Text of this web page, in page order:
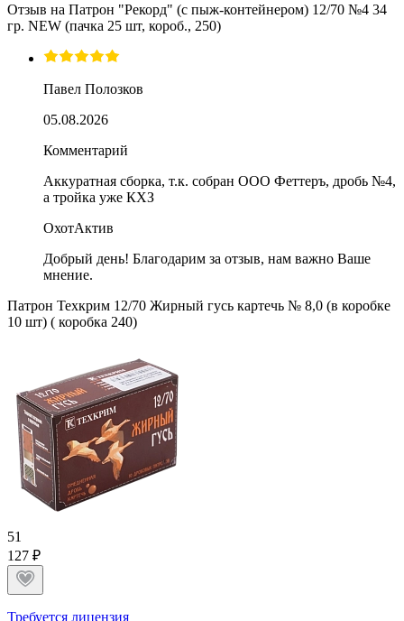
Отзыв на Патрон "Рекорд" (с пыж-контейнером) 12/70 №4 34
гр. NEW (пачка 25 шт, короб., 250)
Павел Полозков
05.08.2026
Комментарий
Аккуратная сборка, т.к. собран ООО Феттеръ, дробь №4,
а тройка уже КХЗ
ОхотАктив
Добрый день! Благодарим за отзыв, нам важно Ваше
мнение.
Патрон Техкрим 12/70 Жирный гусь картечь № 8,0 (в коробке
10 шт) ( коробка 240)
51
127 ₽
Требуется лицензия